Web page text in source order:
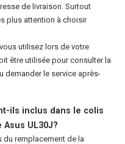
de livraison. Surtout
plus attention à choisir
utilisez lors de votre
être utilisée pour consulter la
demander le service après-
ils inclus dans le colis
UL30J?
remplacement de la